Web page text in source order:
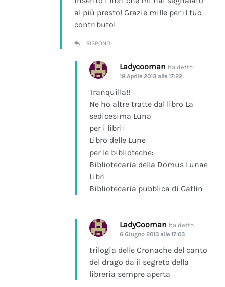
al più presto! Grazie mille per il tuo
contributo!
RISPONDI
Ladycooman ha detto:
18 Aprile 2013 alle 17:22
Tranquilla!!
Ne ho altre tratte dal libro La
sedicesima Luna
per i libri:
Libro delle Lune
per le biblioteche:
Bibliotecaria della Domus Lunae
Libri
Bibliotecaria pubblica di Gatlin
LadyCooman ha detto:
6 Giugno 2013 alle 17:03
trilogia delle Cronache del canto
del drago da il segreto della
libreria sempre aperta